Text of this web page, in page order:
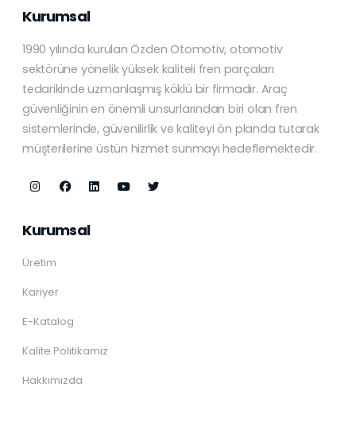
Kurumsal
1990 yılında kurulan Özden Otomotiv, otomotiv
sektörüne yönelik yüksek kaliteli fren parçaları
tedarikinde uzmanlaşmış köklü bir firmadır. Araç
güvenliğinin en önemli unsurlarından biri olan fren
sistemlerinde, güvenilirlik ve kaliteyi ön planda tutarak
müşterilerine üstün hizmet sunmayı hedeflemektedir.
Kurumsal
Üretim
Kariyer
E-Katalog
Kalite Politikamız
Hakkımızda